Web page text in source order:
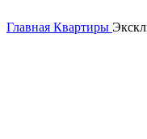
Главная Квартиры